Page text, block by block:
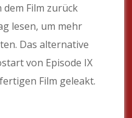
Film zurück
lesen, um mehr
Das alternative
von Episode IX
Film geleakt.